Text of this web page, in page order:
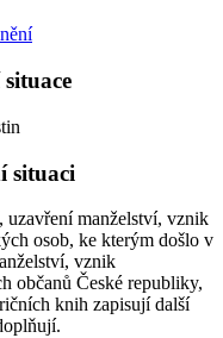
situaci
uzavření manželství, vznik
osob, ke kterým došlo v
vznik
občanů České republiky,
knih zapisují další